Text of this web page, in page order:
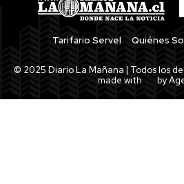
Tarifario Servel Quiénes
© 2025 Diario La Mañana | Todos los
made with
by